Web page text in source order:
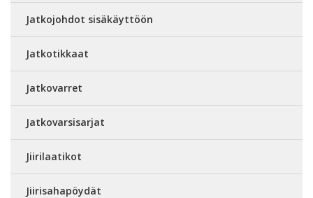
Jatkojohdot sisäkäyttöön
Jatkotikkaat
Jatkovarret
Jatkovarsisarjat
Jiirilaatikot
Jiirisahapöydät